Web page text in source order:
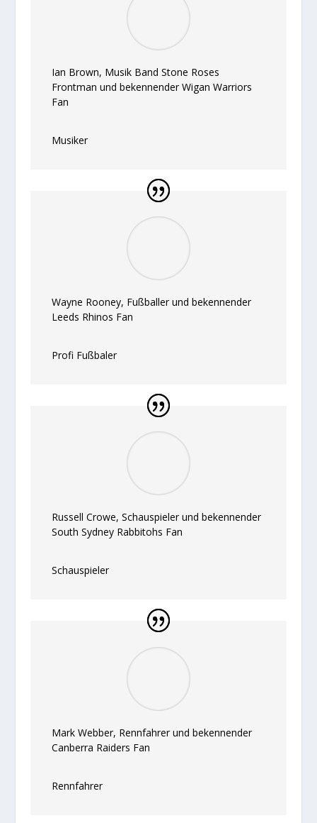
Ian Brown, Musik Band Stone Roses
Frontman und bekennender Wigan Warriors
Fan
Musiker
Wayne Rooney, Fußballer und bekennender
Leeds Rhinos Fan
Profi Fußbaler
Russell Crowe, Schauspieler und bekennender
South Sydney Rabbitohs Fan
Schauspieler
Mark Webber, Rennfahrer und bekennender
Canberra Raiders Fan
Rennfahrer